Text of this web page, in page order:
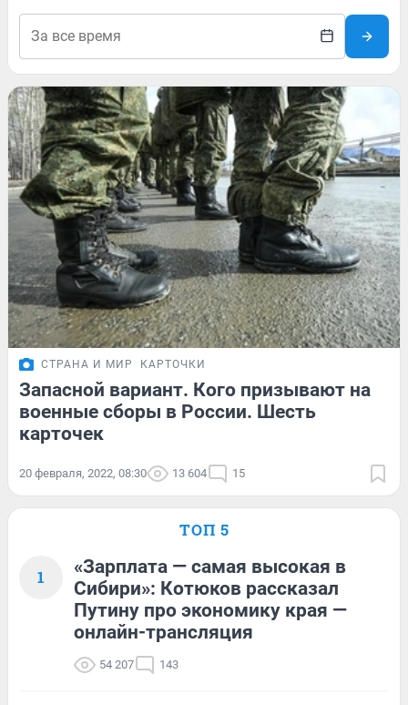
СТРАНА И МИР КАРТОЧКИ
Запасной вариант. Кого призывают на
военные сборы в России. Шесть
карточек
20 февраля, 2022, 08:30 13 604 15
ТОП 5
1
«Зарплата — самая высокая в
Сибири»: Котюков рассказал
Путину про экономику края —
онлайн-трансляция
54 207 143